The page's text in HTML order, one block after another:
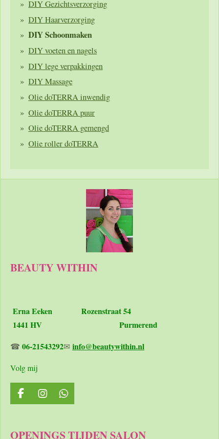
DIY Gezichtsverzorging
DIY Haarverzorging
DIY Schoonmaken
DIY voeten en nagels
DIY lege verpakkingen
DIY Massage
Olie doTERRA inwendig
Olie doTERRA puur
Olie doTERRA gemengd
Olie roller doTERRA
BEAUTY WITHIN
Erna Eeken Rozenstraat 54
1441 HV Purmerend
☎ 06-21543292✉ info@beautywithin.nl
Volg mij
F
a
b
I
n
a
W
h
s
OPENINGS TIJDEN SALON